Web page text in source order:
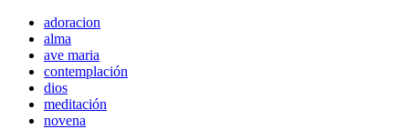
adoracion
alma
ave maria
contemplación
dios
meditación
novena